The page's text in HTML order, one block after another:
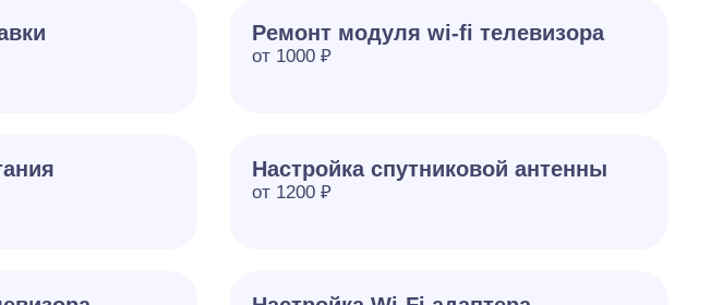
Ремонт модуля wi-fi телевизора
от 1000 ₽
Настройка спутниковой антенны
от 1200 ₽